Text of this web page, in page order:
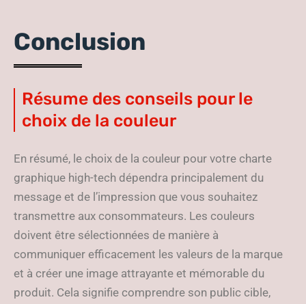
Conclusion
Résume des conseils pour le
choix de la couleur
En résumé, le choix de la couleur pour votre charte
graphique high-tech dépendra principalement du
message et de l’impression que vous souhaitez
transmettre aux consommateurs. Les couleurs
doivent être sélectionnées de manière à
communiquer efficacement les valeurs de la marque
et à créer une image attrayante et mémorable du
produit. Cela signifie comprendre son public cible,